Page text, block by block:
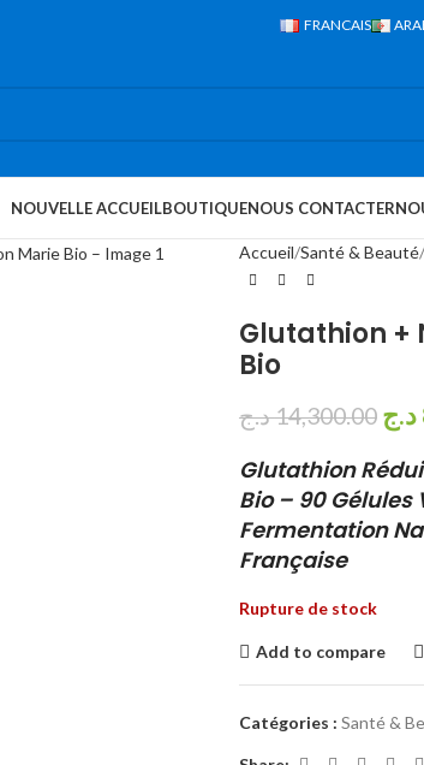
FRANCAIS
NOUVELLE ACCUEILBOUTIQUENOUS CONTACTER
Accueil Santé & Beauté
Glutathion +
Bio
14,300.00د.ج د.ج
Glutathion
Bio – 90
Fermentation
Française
Rupture de stock
Add to compare
Catégories : Santé &